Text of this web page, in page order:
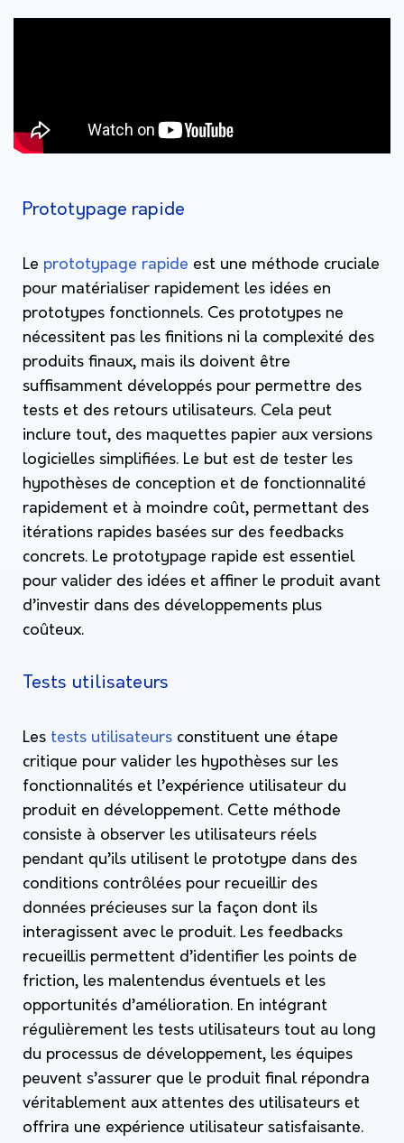
Prototypage rapide
Le prototypage rapide est une méthode cruciale
pour matérialiser rapidement les idées en
prototypes fonctionnels. Ces prototypes ne
nécessitent pas les finitions ni la complexité des
produits finaux, mais ils doivent être
suffisamment développés pour permettre des
tests et des retours utilisateurs. Cela peut
inclure tout, des maquettes papier aux versions
logicielles simplifiées. Le but est de tester les
hypothèses de conception et de fonctionnalité
rapidement et à moindre coût, permettant des
itérations rapides basées sur des feedbacks
concrets. Le prototypage rapide est essentiel
pour valider des idées et affiner le produit avant
d’investir dans des développements plus
coûteux.
Tests utilisateurs
Les tests utilisateurs constituent une étape
critique pour valider les hypothèses sur les
fonctionnalités et l’expérience utilisateur du
produit en développement. Cette méthode
consiste à observer les utilisateurs réels
pendant qu’ils utilisent le prototype dans des
conditions contrôlées pour recueillir des
données précieuses sur la façon dont ils
interagissent avec le produit. Les feedbacks
recueillis permettent d’identifier les points de
friction, les malentendus éventuels et les
opportunités d’amélioration. En intégrant
régulièrement les tests utilisateurs tout au long
du processus de développement, les équipes
peuvent s’assurer que le produit final répondra
véritablement aux attentes des utilisateurs et
offrira une expérience utilisateur satisfaisante.